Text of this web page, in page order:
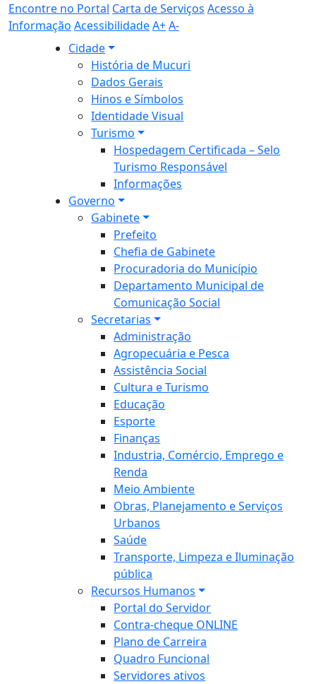
Encontre no Portal Carta de Serviços Acesso à
Informação AcessibilidadeA+A-
Cidade
História de Mucuri
Dados Gerais
Hinos e Símbolos
Identidade Visual
Turismo
Hospedagem Certificada – Selo
Turismo Responsável
Informações
Governo
Gabinete
Prefeito
Chefia de Gabinete
Procuradoria do Município
Departamento Municipal de
Comunicação Social
Secretarias
Administração
Agropecuária e Pesca
Assistência Social
Cultura e Turismo
Educação
Esporte
Finanças
Industria, Comércio, Emprego e
Renda
Meio Ambiente
Obras, Planejamento e Serviços
Urbanos
Saúde
Transporte, Limpeza e Iluminação
pública
Recursos Humanos
Portal do Servidor
Contra-cheque ONLINE
Plano de Carreira
Quadro Funcional
Servidores ativos